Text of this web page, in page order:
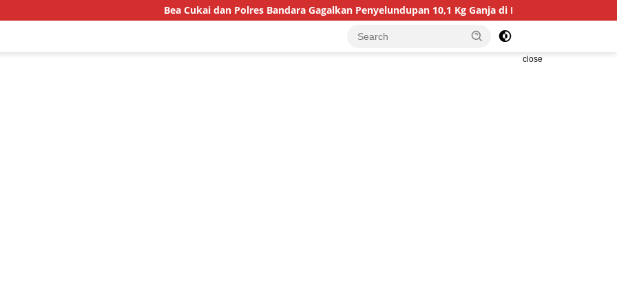
Bea Cukai dan Polres Bandara Gagalkan Penyelundupan 10,1 Kg Ganja di Bali Hadiri Penyerahan
close